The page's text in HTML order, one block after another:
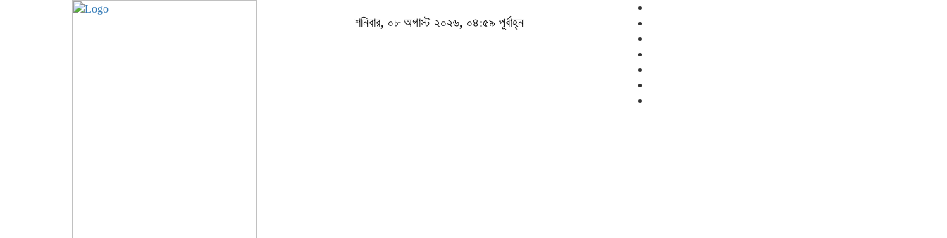
শনিবার, ০৮ অগাস্ট ২০২৬, ০৪:৫৯ পূর্বাহ্ন